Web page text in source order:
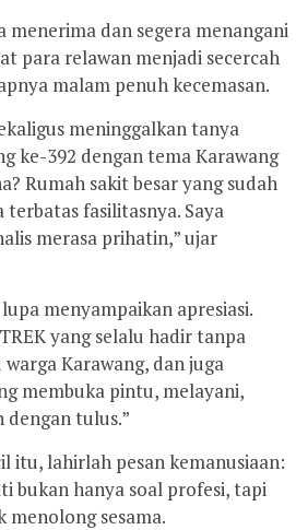
menerima dan segera menangani
para relawan menjadi secercah
malam penuh kecemasan.
meninggalkan tanya
ke-392 dengan tema Karawang
Rumah sakit besar yang sudah
terbatas fasilitasnya. Saya
merasa prihatin,” ujar
menyampaikan apresiasi.
yang selalu hadir tanpa
Karawang, dan juga
membuka pintu, melayani,
dengan tulus.”
itu, lahirlah pesan kemanusiaan:
bukan hanya soal profesi, tapi
menolong sesama.